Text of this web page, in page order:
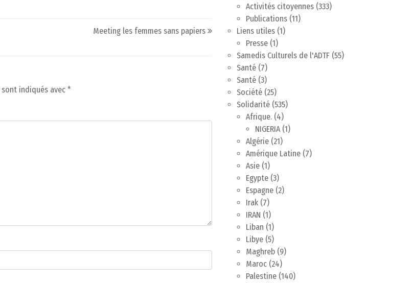
Meeting les femmes sans papiers
indiqués avec *
Activités citoyennes (333)
Publications (11)
Liens utiles (1)
Presse (1)
Samedis Culturels de l'ADTF (55)
Santé (7)
Santé (3)
Société (25)
Solidarité (535)
Afrique. (4)
NIGERIA(1)
Algérie (21)
Amérique Latine (7)
Asie (1)
Egypte (3)
Espagne (2)
Irak (7)
IRAN (1)
Liban (1)
Libye (5)
Maghreb (9)
Maroc (24)
Palestine (140)